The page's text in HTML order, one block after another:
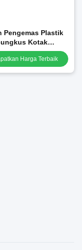
Pengemas Plastik
Kotak
Harga Terbaik